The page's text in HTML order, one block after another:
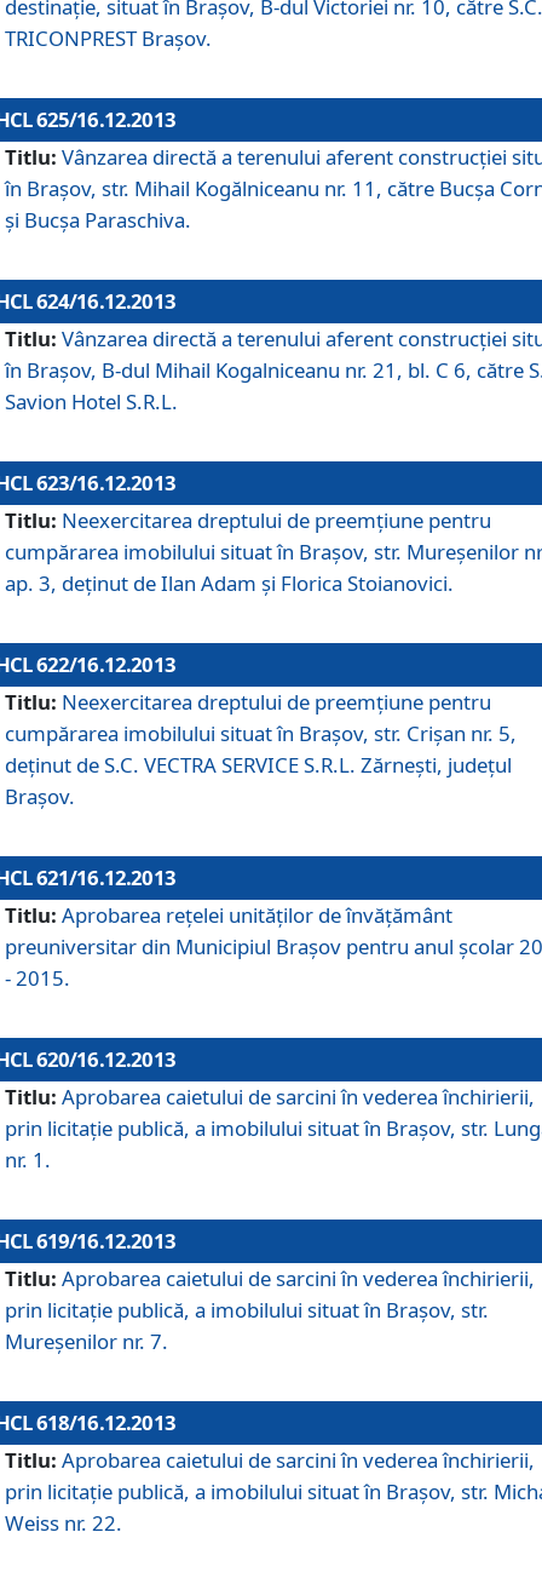
destinaţie, situat în Braşov, B-dul Victoriei nr. 10, către S.C.
TRICONPREST Braşov.
625/16.12.2013
Titlu: Vânzarea directă a terenului aferent construcţiei
în Braşov, str. Mihail Kogălniceanu nr. 11, către Bucşa
şi Bucşa Paraschiva.
624/16.12.2013
Titlu: Vânzarea directă a terenului aferent construcţiei
în Braşov, B-dul Mihail Kogalniceanu nr. 21, bl. C 6, către
Savion Hotel S.R.L.
623/16.12.2013
Titlu: Neexercitarea dreptului de preemţiune pentru
cumpărarea imobilului situat în Braşov, str. Mureşenilor
ap. 3, deţinut de Ilan Adam şi Florica Stoianovici.
622/16.12.2013
Titlu: Neexercitarea dreptului de preemţiune pentru
cumpărarea imobilului situat în Braşov, str. Crişan nr. 5,
deţinut de S.C. VECTRA SERVICE S.R.L. Zărneşti, judeţul
Braşov.
621/16.12.2013
Titlu: Aprobarea reţelei unităţilor de învăţământ
preuniversitar din Municipiul Braşov pentru anul şcolar
- 2015.
620/16.12.2013
Titlu: Aprobarea caietului de sarcini în vederea închirierii,
prin licitaţie publică, a imobilului situat în Braşov, str.
nr. 1.
619/16.12.2013
Titlu: Aprobarea caietului de sarcini în vederea închirierii,
prin licitaţie publică, a imobilului situat în Braşov, str.
Mureşenilor nr. 7.
618/16.12.2013
Titlu: Aprobarea caietului de sarcini în vederea închirierii,
prin licitaţie publică, a imobilului situat în Braşov, str.
Weiss nr. 22.